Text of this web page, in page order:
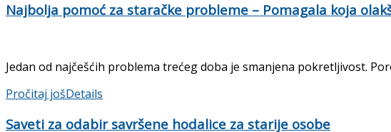
Najbolja pomoć za staračke probleme – Pomagala koja
Jedan od najčešćih problema trećeg doba je smanjena pokretljivost.
Pročitaj jošDetails
Saveti za odabir savršene hodalice za starije osobe